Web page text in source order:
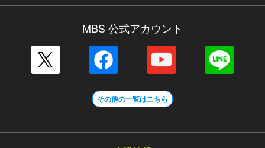
MBS 公式アカウント
その他の一覧はこちら